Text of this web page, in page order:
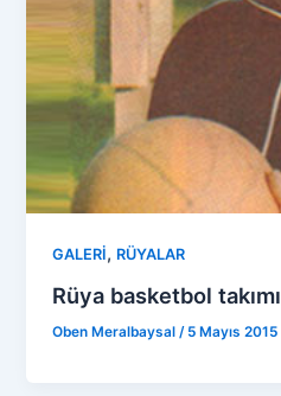
GALERİ, RÜYALAR
Rüya basketbol takımı
Oben Meralbaysal/ 5 Mayıs 2015